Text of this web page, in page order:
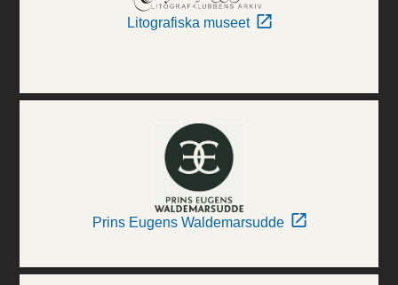
Litografiska museet
Prins Eugens Waldemarsudde